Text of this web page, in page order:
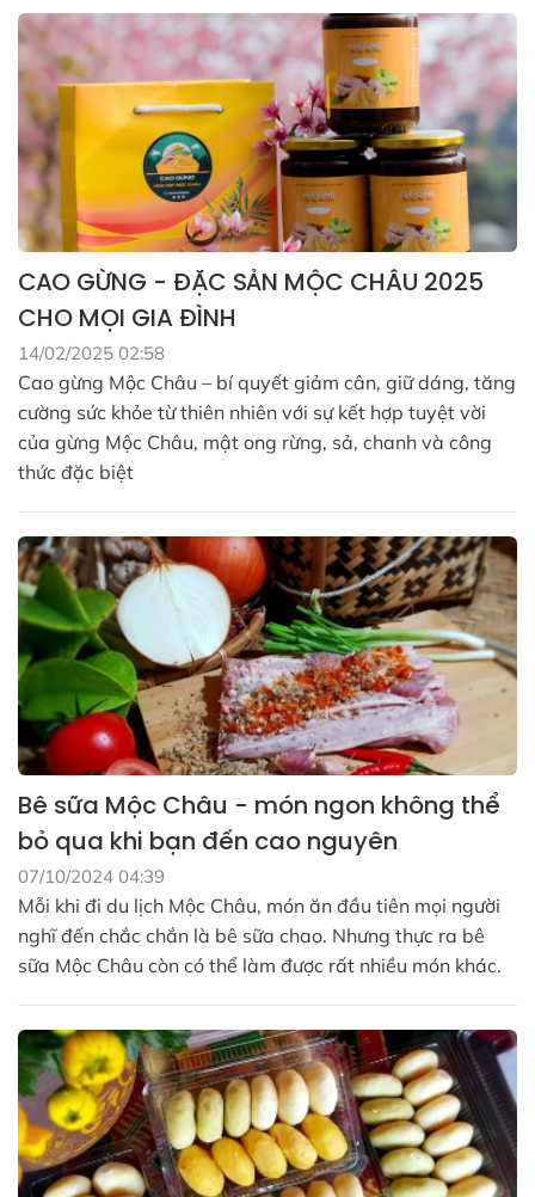
CAO GỪNG - ĐẶC SẢN MỘC CHÂU 2025
CHO MỌI GIA ĐÌNH
14/02/2025 02:58
Cao gừng Mộc Châu – bí quyết giảm cân, giữ dáng, tăng
cường sức khỏe từ thiên nhiên với sự kết hợp tuyệt vời
của gừng Mộc Châu, mật ong rừng, sả, chanh và công
thức đặc biệt
Bê sữa Mộc Châu - món ngon không thể
bỏ qua khi bạn đến cao nguyên
07/10/2024 04:39
Mỗi khi đi du lịch Mộc Châu, món ăn đầu tiên mọi người
nghĩ đến chắc chắn là bê sữa chao. Nhưng thực ra bê
sữa Mộc Châu còn có thể làm được rất nhiều món khác.